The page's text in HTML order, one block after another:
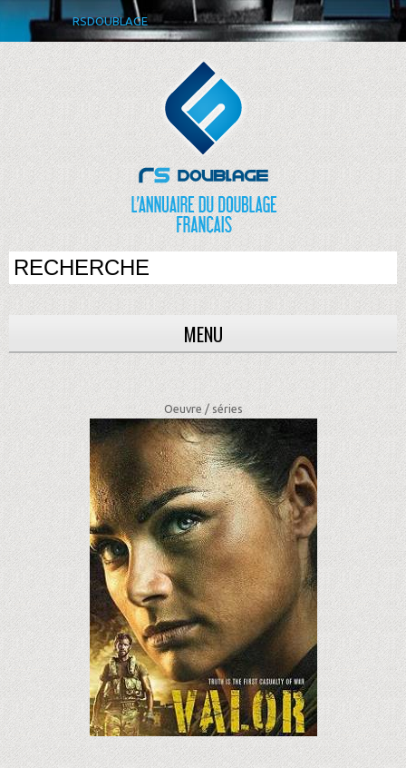
RSDOUBLAGE
MENU
Oeuvre /séries